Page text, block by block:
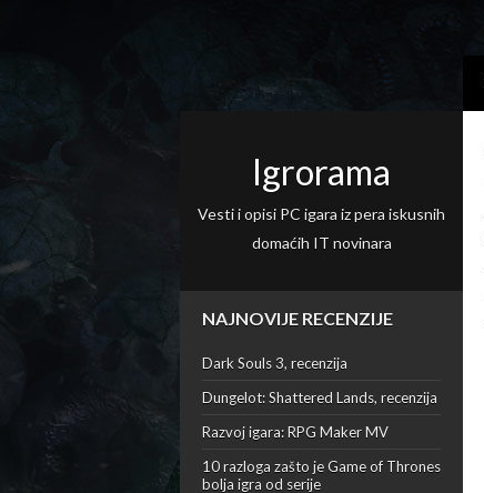
Igrorama
Vesti i opisi PC igara iz pera iskusnih
domaćih IT novinara
NAJNOVIJE RECENZIJE
Dark Souls 3, recenzija
Dungelot: Shattered Lands, recenzija
Razvoj igara: RPG Maker MV
10 razloga zašto je Game of Thrones
bolja igra od serije